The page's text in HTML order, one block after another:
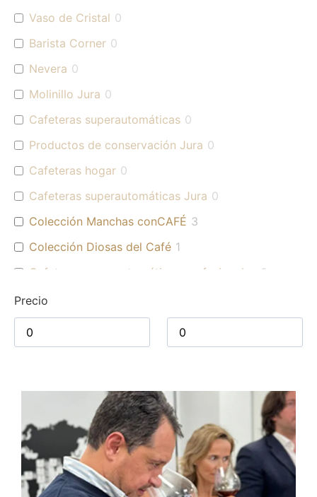
Vaso de Cristal 0
Barista Corner 0
Nevera 0
Molinillo Jura 0
Cafeteras superautomáticas 0
Productos de conservación Jura 0
Cafeteras hogar 0
Cafeteras superautomáticas Jura 0
Colección Manchas conCAFÉ 3
Colección Diosas del Café 1
Cafeteras superautomáticas profesionales
0
Cafés para uso profesional
Cafés origen Colombia
Cafés 4
Cafés para hogar 4
Accesorios Jura 0
Kits de mantenimiento 0
Precio